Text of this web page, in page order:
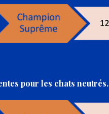
pour les chats neutrés.